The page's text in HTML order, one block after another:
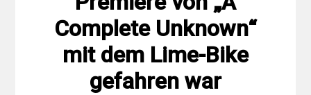
Complete Unknown“
mit dem Lime-Bike
gefahren war